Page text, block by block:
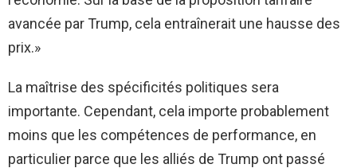
avancée par Trump, cela entraînerait une hausse des
prix.»
La maîtrise des spécificités politiques sera
importante. Cependant, cela importe probablement
moins que les compétences de performance, en
particulier parce que les alliés de Trump ont passé